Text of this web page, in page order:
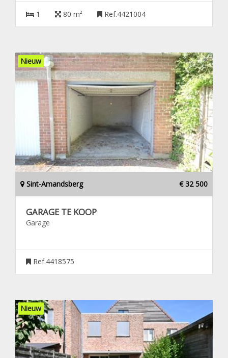
1 80 m² Ref.4421004
Nieuw
Sint-Amandsberg € 32 500
GARAGE TE KOOP
Garage
Ref.4418575
Nieuw